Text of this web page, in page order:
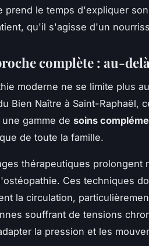
prend le temps d'expliquer
qu'il s'agisse d'un
complète : au-
moderne ne se limite plus
Bien Naître à Saint-Raphaël,
gamme de soins
de toute la famille.
thérapeutiques prolongent
Ces techniques
la circulation,
souffrant de tensions
la pression et les